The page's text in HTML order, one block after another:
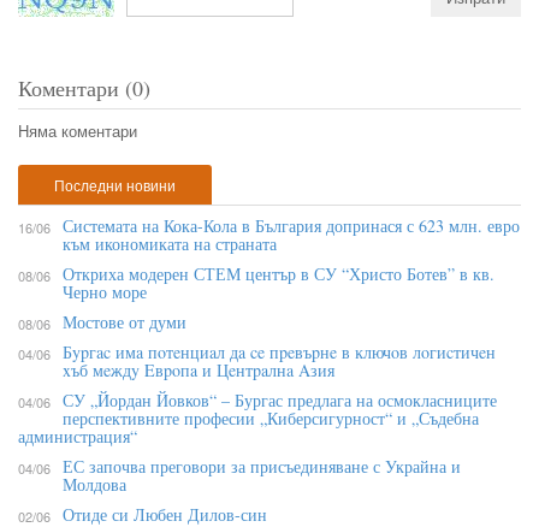
Коментари (0)
Няма коментари
Последни новини
16/06 Системата на Кока-Кола в България допринася с 623 млн. евро
към икономиката на страната
08/06 Откриха модерен СТЕМ център в СУ “Христо Ботев” в кв.
Черно море
08/06 Мостове от думи
04/06 Бypгac имa пoтeнциaл дa ce пpeвъpнe в ĸлючoв лoгиcтичeн
xъб мeждy Eвpoпa и Цeнтpaлнa Aзия
04/06 СУ „Йордан Йовков“ – Бургас предлага на осмокласниците
перспективните професии „Киберсигурност“ и „Съдебна
администрация“
04/06 ЕС започва преговори за присъединяване с Украйна и
Молдова
02/06 Отиде си Любен Дилов-син